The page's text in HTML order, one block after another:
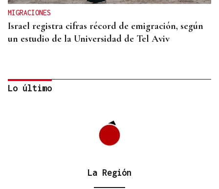
MIGRACIONES
Israel registra cifras récord de emigración, según
un estudio de la Universidad de Tel Aviv
Lo último
La Región